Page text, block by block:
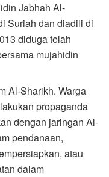
Jabhah Al-
Suriah dan diadili di
diduga telah
mujahidin
Al-Sharikh. Warga
propaganda
dengan jaringan Al-
pendanaan,
atau
dalam